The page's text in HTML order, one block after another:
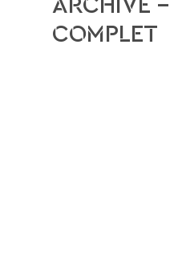
ARCHIVE –
COMPLET